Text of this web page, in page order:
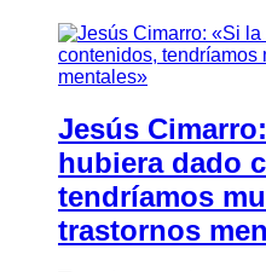
Jesús
hubiera dado
tendríamos
trastornos